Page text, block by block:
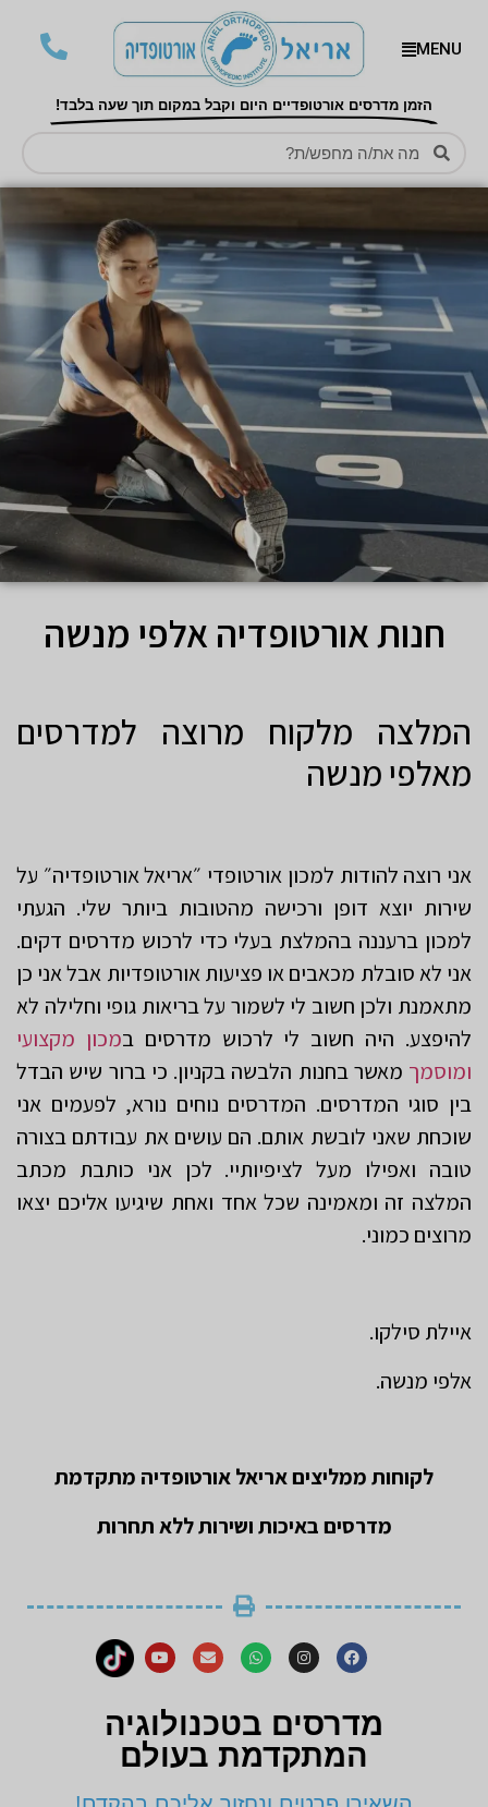
MENU
הזמן מדרסים אורטופדיים היום וקבל במקום תוך שעה בלבד!
חנות אורטופדיה אלפי מנשה
המלצה מלקוח מרוצה למדרסים
מאלפי מנשה
אני רוצה להודות למכון אורטופדי ״אריאל אורטופדיה״ על
שירות יוצא דופן ורכישה מהטובות ביותר שלי. הגעתי
למכון ברעננה בהמלצת בעלי כדי לרכוש מדרסים דקים.
אני לא סובלת מכאבים או פציעות אורטופדיות אבל אני כן
מתאמנת ולכן חשוב לי לשמור על בריאות גופי וחלילה לא
להיפצע. היה חשוב לי לרכוש מדרסים במכון מקצועי
ומוסמך מאשר בחנות הלבשה בקניון. כי ברור שיש הבדל
בין סוגי המדרסים. המדרסים נוחים נורא, לפעמים אני
שוכחת שאני לובשת אותם. הם עושים את עבודתם בצורה
טובה ואפילו מעל לציפיותיי. לכן אני כותבת מכתב
המלצה זה ומאמינה שכל אחד ואחת שיגיעו אליכם יצאו
מרוצים כמוני.
איילת סילקו.
אלפי מנשה.
לקוחות ממליצים אריאל אורטופדיה מתקדמת
מדרסים באיכות ושירות ללא תחרות
מדרסים בטכנולוגיה
המתקדמת בעולם